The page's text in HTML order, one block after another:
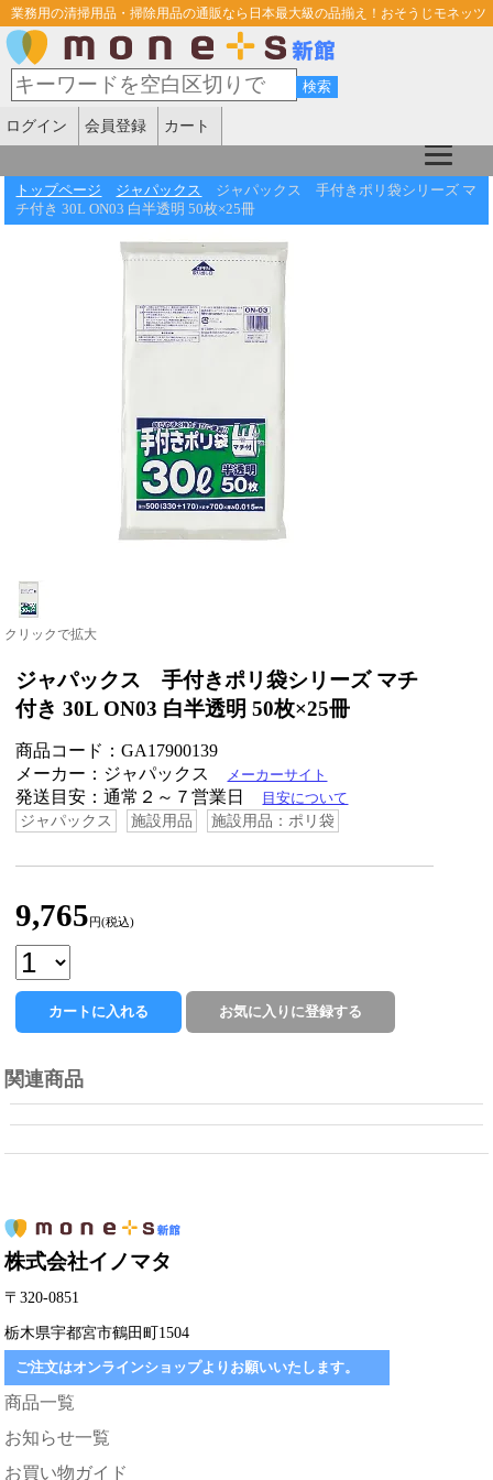
業務用の清掃用品・掃除用品の通販なら日本最大級の品揃え！おそうじモネッツ
ログイン 会員登録 カート
トップページ ジャパックス
ジャパックス 手付きポリ袋シリーズ マ
チ付き 30L ON03 白半透明 50枚×25冊
クリックで拡大
ジャパックス 手付きポリ袋シリーズ マチ
付き 30L ON03 白半透明 50枚×25冊
商品コード：GA17900139
メーカー：ジャパックス
メーカーサイト
発送目安：通常２～７営業日 目安について
ジャパックス 施設用品 施設用品：ポリ袋
9,765 円(税込)
関連商品
株式会社イノマタ
〒320-0851
栃木県宇都宮市鶴田町1504
ご注文はオンラインショップよりお願いいたします。
商品一覧
お知らせ一覧
お買い物ガイド